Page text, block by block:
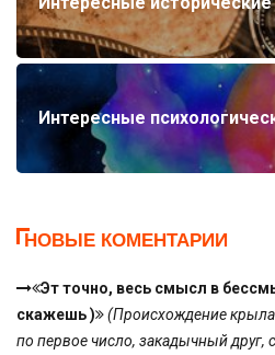
Интересные
НОВЫЕ КОМЕНТАРИИ
Эт точно, весь смысл в
скажешь )
(Происхождение
по первое число, закадычный друг,